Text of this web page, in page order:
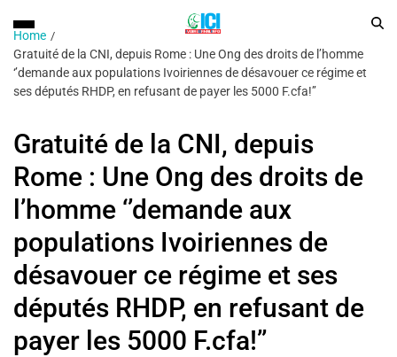
Home
Gratuité de la CNI, depuis Rome : Une Ong des droits de l’homme
‘’demande aux populations Ivoiriennes de désavouer ce régime et
ses députés RHDP, en refusant de payer les 5000 F.cfa!’’
Gratuité de la CNI, depuis
Rome : Une Ong des droits de
l’homme ‘’demande aux
populations Ivoiriennes de
désavouer ce régime et ses
députés RHDP, en refusant de
payer les 5000 F.cfa!’’